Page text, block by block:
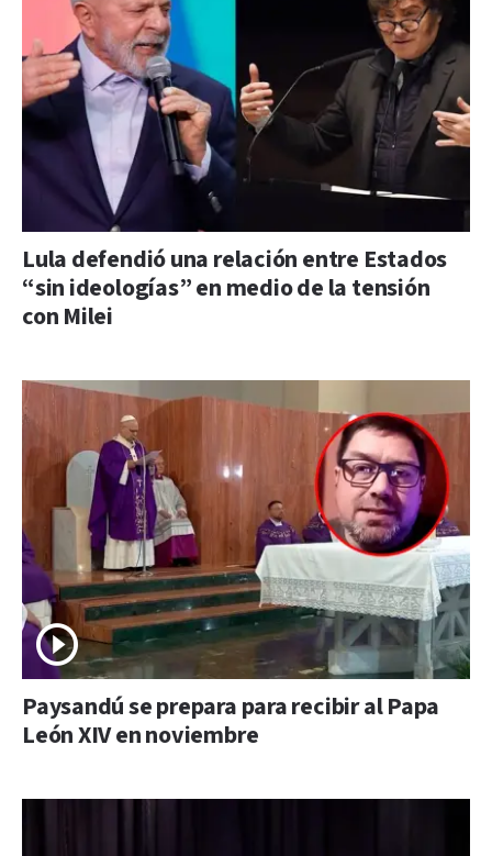
Lula defendió una relación entre Estados
“sin ideologías” en medio de la tensión
con Milei
Paysandú se prepara para recibir al Papa
León XIV en noviembre